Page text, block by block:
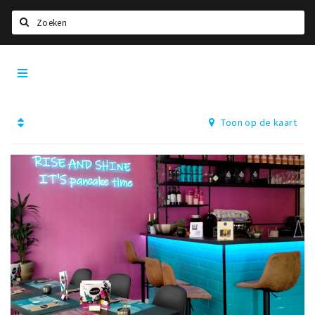
Home
Bioscoopagenda
Nieuws
Leuke tips & trends
Interviews
Eten
Drinken
Slapen
Toon op de kaart